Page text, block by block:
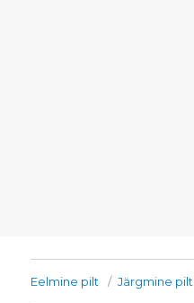
Eelmine pilt Järgmine pilt